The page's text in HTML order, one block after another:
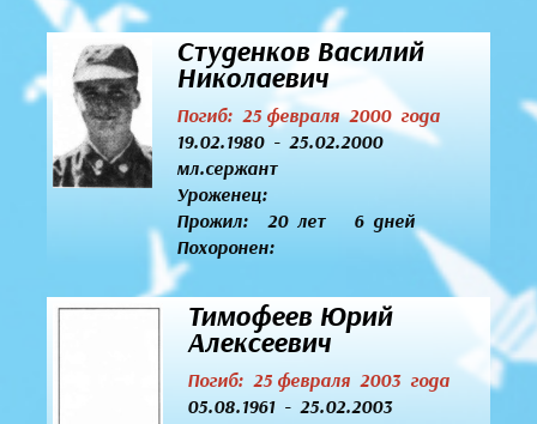
Студенков Василий
Николаевич
Погиб: 25 февраля 2000 года
19.02.1980 - 25.02.2000
мл.сержант
Уроженец:
Прожил: 20 лет 6 дней
Похоронен:
Тимофеев Юрий
Алексеевич
Погиб: 25 февраля 2003 года
05.08.1961 - 25.02.2003